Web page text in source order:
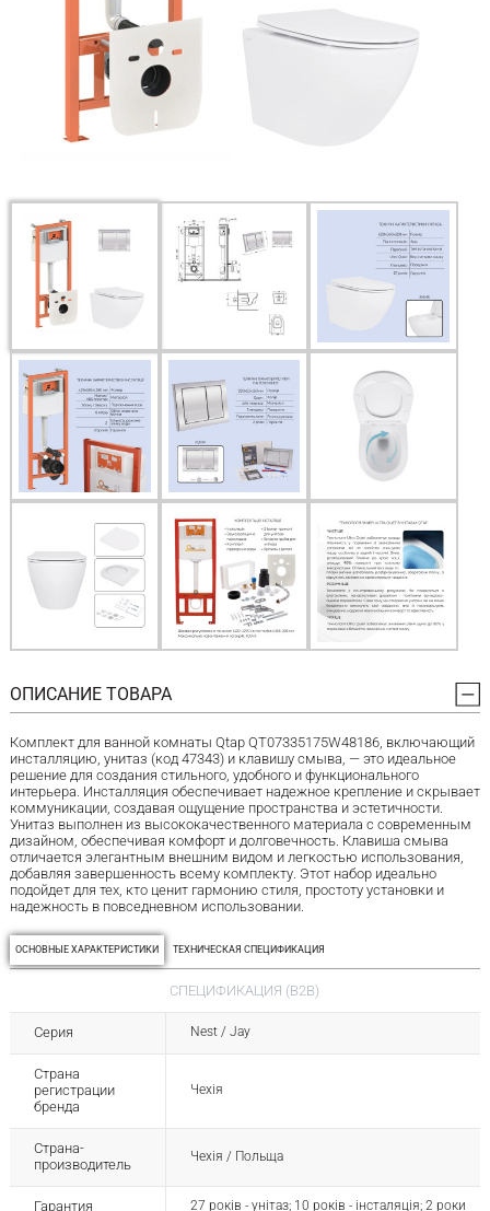
ОПИСАНИЕ ТОВАРА
Комплект для ванной комнаты Qtap QT07335175W48186, включающий
инсталляцию, унитаз (код 47343) и клавишу смыва, — это идеальное
решение для создания стильного, удобного и функционального
интерьера. Инсталляция обеспечивает надежное крепление и скрывает
коммуникации, создавая ощущение пространства и эстетичности.
Унитаз выполнен из высококачественного материала с современным
дизайном, обеспечивая комфорт и долговечность. Клавиша смыва
отличается элегантным внешним видом и легкостью использования,
добавляя завершенность всему комплекту. Этот набор идеально
подойдет для тех, кто ценит гармонию стиля, простоту установки и
надежность в повседневном использовании.
ОСНОВНЫЕ ХАРАКТЕРИСТИКИ ТЕХНИЧЕСКАЯ СПЕЦИФИКАЦИЯ
СПЕЦИФИКАЦИЯ (B2B)
Серия Nest / Jay
Страна
регистрации
бренда
Чехія
Страна-
производитель
Чехія / Польща
Гарантия 27 років - унітаз; 10 років - інсталяція; 2 роки